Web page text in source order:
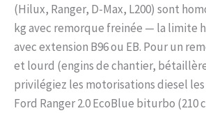
(Hilux, Ranger, D-Max, L200) sont
kg avec remorque freinée — la limite
avec extension B96 ou EB. Pour un
et lourd (engins de chantier,
privilégiez les motorisations diesel
Ford Ranger 2.0 EcoBlue biturbo (210